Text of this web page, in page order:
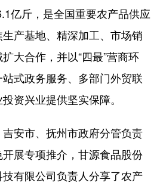
亿斤，是全国重要农产品供应
产基地、精深加工、市场销
大合作，并以“四最”营商环
式政务服务、多部门外贸联
资兴业提供坚实保障。
安市、抚州市政府分管负责
展专项推介，甘源食品股份
有限公司负责人分享了农产